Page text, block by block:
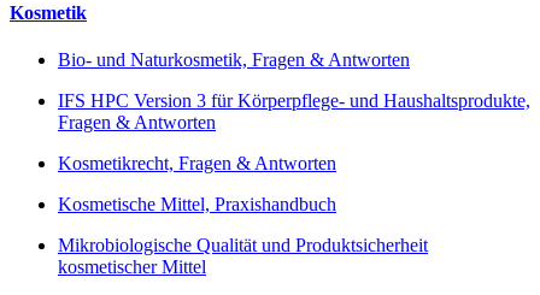
Kosmetik
Bio- und Naturkosmetik, Fragen & Antworten
IFS HPC Version 3 für Körperpflege- und Haushaltsprodukte,
Fragen & Antworten
Kosmetikrecht, Fragen & Antworten
Kosmetische Mittel, Praxishandbuch
Mikrobiologische Qualität und Produktsicherheit
kosmetischer Mittel